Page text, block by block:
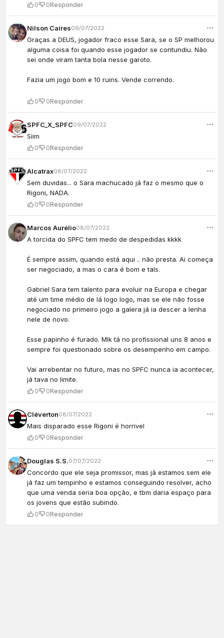
0 0Responder
Nilson Caires09/07/2022
Graças a DEUS, jogador fraco esse Sara, se o SP melhorou
alguma coisa foi quando esse jogador se contundiu. Não
sei onde viram tanta bola nesse garoto.
Fazia um jogo bom e 10 ruins. Vende correndo.
0 0Responder
SPFC_X_SPFC09/07/2022
Siim
0 0Responder
Alcatrax08/07/2022
Sem duvidas... o Sara machucado já faz o mesmo que o
Rigoni, NADA.
0 0Responder
Marcos Aurélio08/07/2022
A torcida do SPFC tem medo de despedidas kkkk
É sempre assim, quando está aqui .. não presta. Ai começa
ser negociado, a mas o cara é bom e tals.
Gabriel Sara tem talento para evoluir na Europa e chegar
até um time médio de lá logo logo, mas se ele não fosse
negociado no primeiro jogo a galera já ia descer a lenha
nele de novo.
Esse papinho é furado. Mlk tá no profissional uns 8 anos e
sempre foi questionado sobre os desempenho em campo.
Vai arrebentar no futuro, mas no SPFC nunca ia acontecer,
já tava no limite.
0 0Responder
Cléverton08/07/2022
Mais disparado esse Rigoni é horrivel
0 0Responder
Douglas S.S.07/07/2022
Concordo que ele seja promissor, mas já estamos sem ele
já faz um tempinho e estamos conseguindo resolver, acho
que uma venda seria boa opção, e tbm daria espaço para
os jovens que estão subindo.
0 0Responder